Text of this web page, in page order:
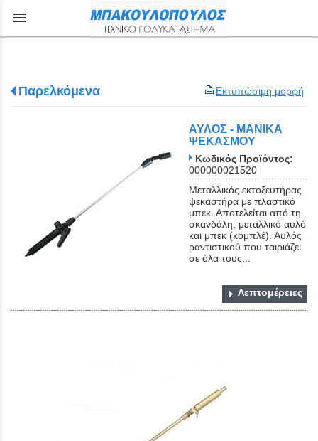
menu
Εκτυπώσιμη μορφή
Παρελκόμενα
ΑΥΛΟΣ - ΜΑΝΙΚΑ
ΨΕΚΑΣΜΟΥ
Κωδικός Προϊόντος:
000000021520
Μεταλλικός εκτοξευτήρας
ψεκαστήρα με πλαστικό
μπεκ. Αποτελείται από τη
σκανδάλη, μεταλλικό αυλό
και μπεκ (κομπλέ). Αυλός
ραντιστικού που ταιριάζει
σε όλα τους...
Λεπτομέρειες